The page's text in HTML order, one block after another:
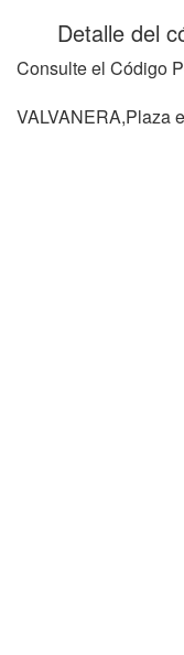
Detalle del
Consulte el Código
VALVANERA,Plaza